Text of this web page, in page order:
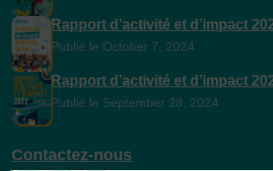
Rapport d’activité et d’impact
Publié le October 7, 2024
Rapport d’activité et d’impact
Publié le September 28, 2024
Contactez-nous